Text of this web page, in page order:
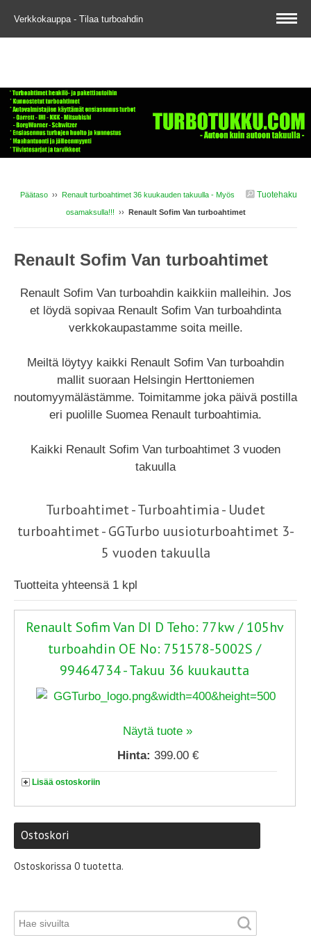
Verkkokauppa - Tilaa turboahdin
Tuotehaku
Päätaso›› Renault turboahtimet 36 kuukauden takuulla - Myös
osamaksulla!!! ›› Renault Sofim Van turboahtimet
Renault Sofim Van turboahtimet
Renault Sofim Van turboahdin kaikkiin malleihin. Jos
et löydä sopivaa Renault Sofim Van turboahdinta
verkkokaupastamme soita meille.
Meiltä löytyy kaikki Renault Sofim Van turboahdin
mallit suoraan Helsingin Herttoniemen
noutomyymälästämme. Toimitamme joka päivä postilla
eri puolille Suomea Renault turboahtimia.
Kaikki Renault Sofim Van turboahtimet 3 vuoden
takuulla
Turboahtimet - Turboahtimia - Uudet
turboahtimet - GGTurbo uusioturboahtimet 3-
5 vuoden takuulla
Tuotteita yhteensä 1 kpl
Renault Sofim Van DI D Teho: 77kw / 105hv
turboahdin OE No: 751578-5002S /
99464734 - Takuu 36 kuukautta
Näytä tuote »
Hinta: 399.00 €
Lisää ostoskoriin
Ostoskori
Ostoskorissa 0 tuotetta.